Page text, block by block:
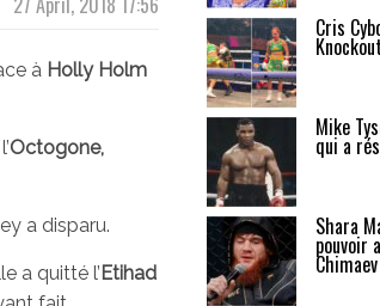
à Holly Holm
Octogone,
a disparu.
a quitté l’ Etihad
Cris
Mike
qui a
Shara
pouvoir
Chimaev